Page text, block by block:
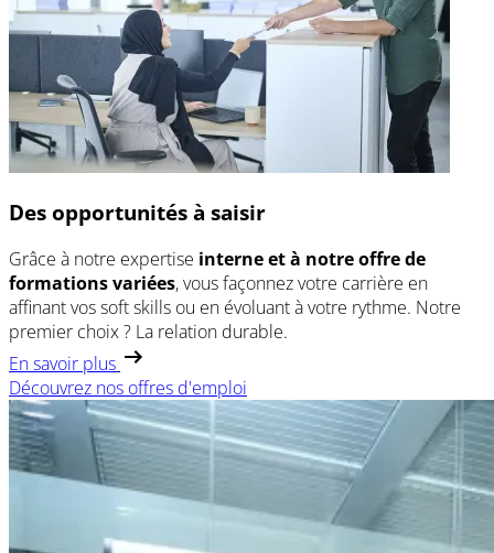
Des opportunités à saisir
Grâce à notre expertise interne et à notre offre de
formations variées, vous façonnez votre carrière en
affinant vos soft skills ou en évoluant à votre rythme. Notre
premier choix ? La relation durable.
En savoir plus
Découvrez nos offres d'emploi
in
a
new